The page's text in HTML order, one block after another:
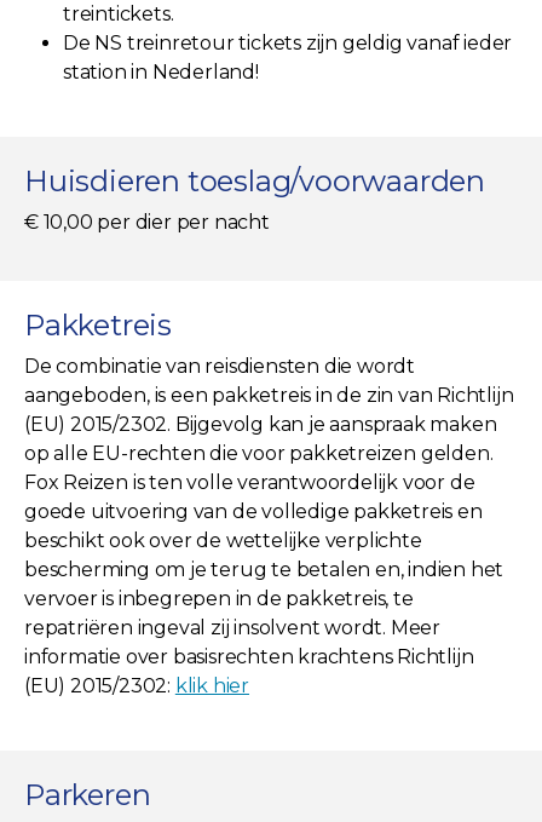
treintickets.
De NS treinretour tickets zijn geldig vanaf ieder
station in Nederland!
Huisdieren toeslag/voorwaarden
€ 10,00 per dier per nacht
Pakketreis
De combinatie van reisdiensten die wordt
aangeboden, is een pakketreis in de zin van Richtlijn
(EU) 2015/2302. Bijgevolg kan je aanspraak maken
op alle EU-rechten die voor pakketreizen gelden.
Fox Reizen is ten volle verantwoordelijk voor de
goede uitvoering van de volledige pakketreis en
beschikt ook over de wettelijke verplichte
bescherming om je terug te betalen en, indien het
vervoer is inbegrepen in de pakketreis, te
repatriëren ingeval zij insolvent wordt. Meer
informatie over basisrechten krachtens Richtlijn
(EU) 2015/2302: klik hier
Parkeren